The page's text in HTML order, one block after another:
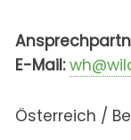
E-Mail:
Österreich /